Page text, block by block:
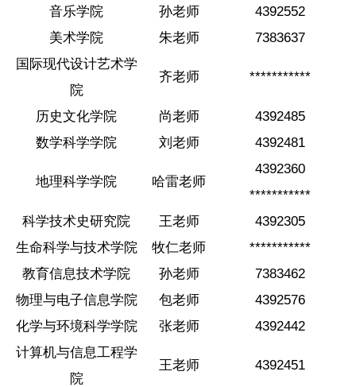
音乐学院
孙老师
4392552
美术学院
朱老师
7383637
国际现代设计艺术学
院
齐老师 ***********
历史文化学院 尚老师
4392485
数学科学学院
刘老师 4392481
地理科学学院 哈雷老师
4392360
***********
科学技术史研究院
王老师
4392305
生命科学与技术学院
牧仁老师
***********
教育信息技术学院
孙老师
7383462
物理与电子信息学院
包老师
4392576
化学与环境科学学院
张老师
4392442
计算机与信息工程学
院
王老师 4392451